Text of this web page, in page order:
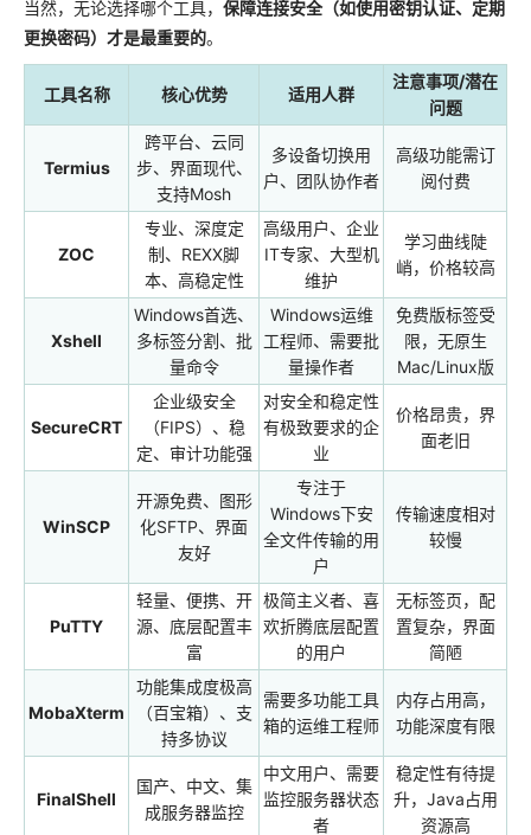
当然，无论选择哪个工具， 保障连接安全（如使用密钥认证、定期
更换密码）才是最重要的。
工具名称 核心优势 适用人群
注意事项/潜在
问题
Termius
跨平台、云同
步、界面现代、
支持Mosh
多设备切换用
户、团队协作者
高级功能需订
阅付费
ZOC
专业、深度定
制、REXX脚
本、高稳定性
高级用户、企业
IT专家、大型机
维护
学习曲线陡
峭，价格较高
Xshell
Windows首选、
多标签分割、批
量命令
Windows运维
工程师、需要批
量操作者
免费版标签受
限，无原生
Mac/Linux版
SecureCRT
企业级安全
（FIPS）、稳
定、审计功能强
对安全和稳定性
有极致要求的企
业
价格昂贵，界
面老旧
WinSCP
开源免费、图形
化SFTP、界面
友好
专注于
Windows下安
全文件传输的用
户
传输速度相对
较慢
PuTTY
轻量、便携、开
源、底层配置丰
富
极简主义者、喜
欢折腾底层配置
的用户
无标签页，配
置复杂，界面
简陋
MobaXterm
功能集成度极高
（百宝箱）、支
持多协议
需要多功能工具
箱的运维工程师
内存占用高，
功能深度有限
FinalShell
国产、中文、集
成服务器监控
中文用户、需要
监控服务器状态
者
稳定性有待提
升，Java占用
资源高